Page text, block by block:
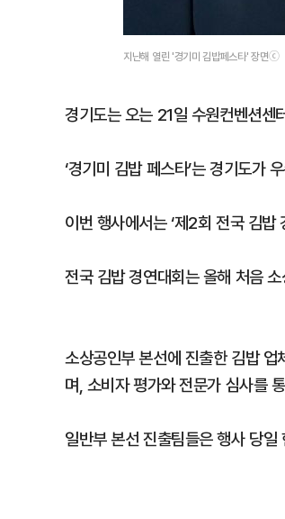
지난해 열린 '경기미 김밥페스타' 장면ⓒ
경기도는 오는 21일 수원컨벤션센
‘경기미 김밥 페스타’는 경기도가
이번 행사에서는 ‘제2회 전국 김밥
전국 김밥 경연대회는 올해 처음
소상공인부 본선에 진출한 김밥
며, 소비자 평가와 전문가 심사를
일반부 본선 진출팀들은 행사 당